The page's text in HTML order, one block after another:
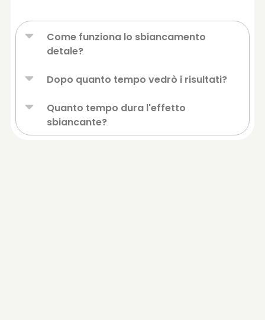
Come funziona lo sbiancamento
detale?
Dopo quanto tempo vedrò i risultati?
Quanto tempo dura l'effetto
sbiancante?